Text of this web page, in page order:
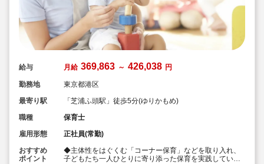
給与 月給 369,863 ～ 426,038 円
勤務地
東京都港区
最寄り駅
「芝浦ふ頭駅」徒歩5分(ゆりかもめ)
職種
保育士
雇用形態
正社員(常勤)
おすすめ
ポイント
◆主体性をはぐくむ「コーナー保育」などを取り入れ、
子どもたち一人ひとりに寄り添った保育を実践していま